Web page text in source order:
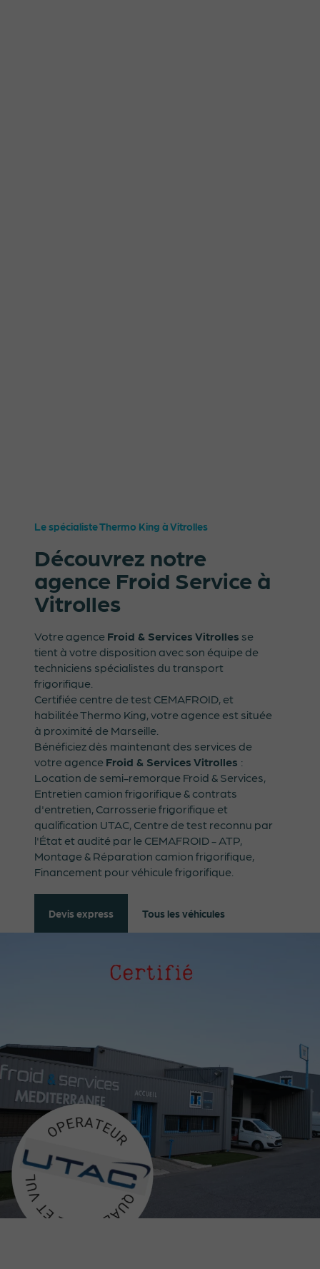
Le spécialiste Thermo King à Vitrolles
Découvrez notre
agence Froid Service à
Vitrolles
Votre agence Froid & Services Vitrolles se
tient à votre disposition avec son équipe de
techniciens spécialistes du transport
frigorifique.
Certifiée centre de test CEMAFROID, et
habilitée Thermo King, votre agence est située
à proximité de Marseille.
Bénéficiez dès maintenant des services de
votre agence Froid & Services Vitrolles :
Location de semi-remorque Froid & Services,
Entretien camion frigorifique & contrats
d'entretien, Carrosserie frigorifique et
qualification UTAC, Centre de test reconnu par
l'État et audité par le CEMAFROID - ATP,
Montage & Réparation camion frigorifique,
Financement pour véhicule frigorifique.
Devis express Tous les véhicules